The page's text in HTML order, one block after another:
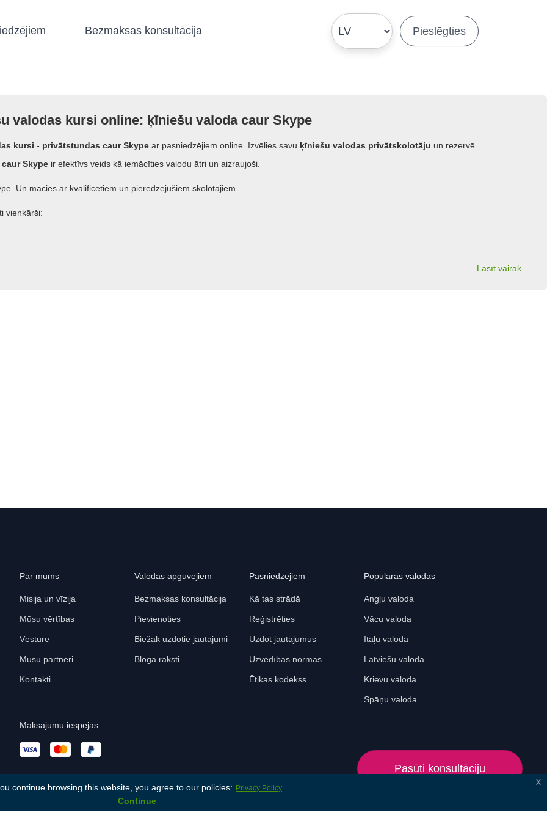
Bezmaksas konsultācija Pieslēgties
valodas kursi online: ķīniešu valoda caur Skype
kursi - privātstundas caur Skype ar pasniedzējiem online. Izvēlies savu ķīniešu valodas privātskolotāju un rezervē
Skype ir efektīvs veids kā iemācīties valodu ātri un aizraujoši.
Un mācies ar kvalificētiem un pieredzējušiem skolotājiem.
vienkārši:
Lasīt vairāk
Par mums
Misija un vīzija
Mūsu vērtības
Vēsture
Mūsu partneri
Kontakti
Valodas apguvējiem
Bezmaksas konsultācija
Pievienoties
Biežāk uzdotie jautājumi
Bloga raksti
Pasniedzējiem
Kā tas strādā
Reģistrēties
Uzdot jautājumus
Uzvedības normas
Ētikas kodekss
Populārās valodas
Angļu valoda
Vācu valoda
Itāļu valoda
Latviešu valoda
Krievu valoda
Spāņu valoda
Māksājumu iespējas
Pasūti konsultāciju
continue browsing this website, you agree to our policies: Privacy Policy
Continue
x